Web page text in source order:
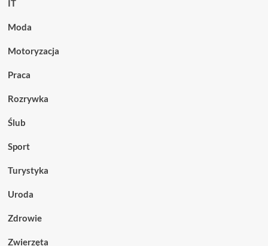
IT
Moda
Motoryzacja
Praca
Rozrywka
Ślub
Sport
Turystyka
Uroda
Zdrowie
Zwierzęta